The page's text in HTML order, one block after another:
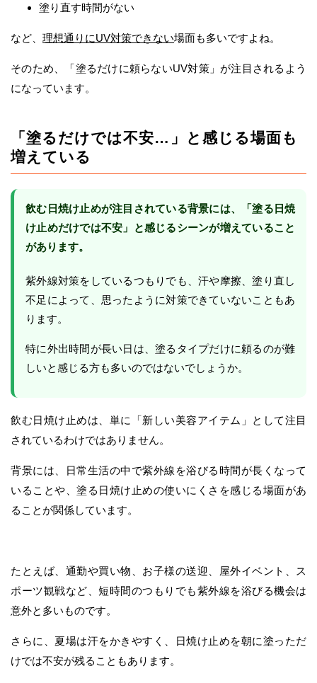
塗り直す時間がない
など、 理想通りにUV対策できない場面も多いですよね。
そのため、「塗るだけに頼らないUV対策」が注目されるよう
になっています。
「塗るだけでは不安…」と感じる場面も
増えている
飲む日焼け止めが注目されている背景には、「塗る日焼
け止めだけでは不安」と感じるシーンが増えていること
があります。
紫外線対策をしているつもりでも、汗や摩擦、塗り直し
不足によって、思ったように対策できていないこともあ
ります。
特に外出時間が長い日は、塗るタイプだけに頼るのが難
しいと感じる方も多いのではないでしょうか。
飲む日焼け止めは、単に「新しい美容アイテム」として注目
されているわけではありません。
背景には、日常生活の中で紫外線を浴びる時間が長くなって
いることや、塗る日焼け止めの使いにくさを感じる場面があ
ることが関係しています。
たとえば、通勤や買い物、お子様の送迎、屋外イベント、ス
ポーツ観戦など、短時間のつもりでも紫外線を浴びる機会は
意外と多いものです。
さらに、夏場は汗をかきやすく、日焼け止めを朝に塗っただ
けでは不安が残ることもあります。